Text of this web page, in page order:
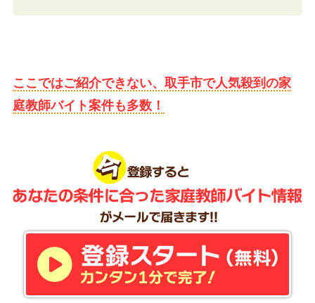
ここではご紹介できない、取手市で人気殺到の家
庭教師バイト案件も多数！